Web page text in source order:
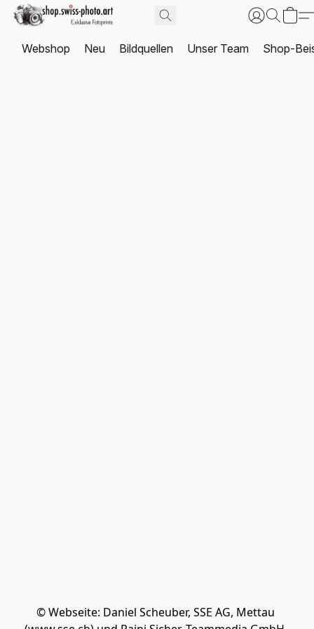
Webshop Neu Bildquellen Unser Team Shop-
© Webseite: Daniel Scheuber, SSE AG, Mettau